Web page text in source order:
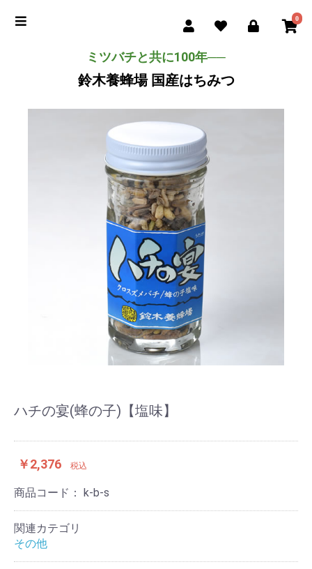
0
ミツバチと共に100年──
鈴木養蜂場 国産はちみつ
ハチの宴(蜂の子)【塩味】
￥2,376 税込
商品コード： k-b-s
関連カテゴリ
その他